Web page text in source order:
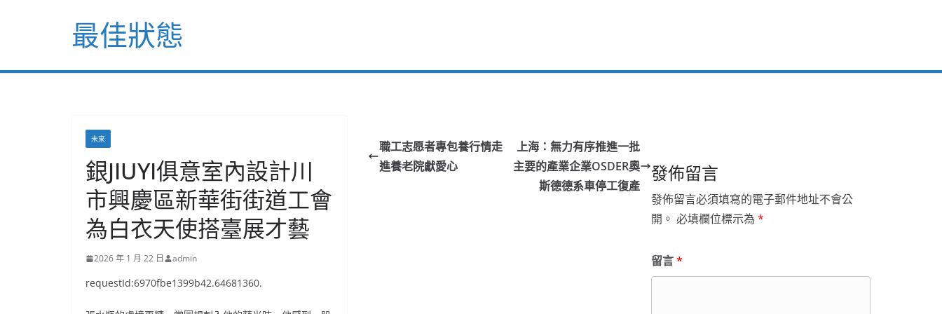
最佳狀態
未來
銀JIUYI俱意室內設計川
市興慶區新華街街道工會
為白衣天使搭臺展才藝
2026 年 1 月 22 日 admin
requestId:6970fbe1399b42.64681360.
職工志愿者專包養行情走
進養老院獻愛心
上海：無力有序推進一批
主要的產業企業OSDER奧
斯德德系車停工復產
發佈留言
發佈留言必須填寫的電子郵件地址不會公
開。 必填欄位標示為*
留言*